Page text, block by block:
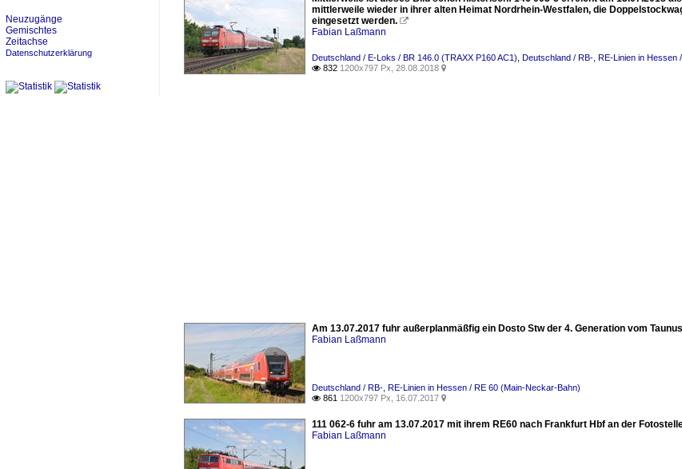
mittlerweile wieder in ihrer alten Heimat Nordrhein-Westfalen, die
eingesetzt werden. 
Fabian Laßmann
Deutschland / E-Loks / BR 146.0 (TRAXX P160 AC1) Deutschland / RB-, RE-Linien in Hessen
 832 1200x797 Px, 28.08.2018 
Am 13.07.2017 fuhr außerplanmäßfig ein Dosto Stw der 4. Generation vom
Fabian Laßmann
Deutschland / RB-, RE-Linien in Hessen / RE 60 (Main-Neckar-Bahn)
 861 1200x797 Px, 16.07.2017 
111 062-6 fuhr am 13.07.2017 mit ihrem RE60 nach Frankfurt Hbf an der
Fabian Laßmann
Neuzugänge
Gemischtes
Zeitachse
Datenschutzerklärung